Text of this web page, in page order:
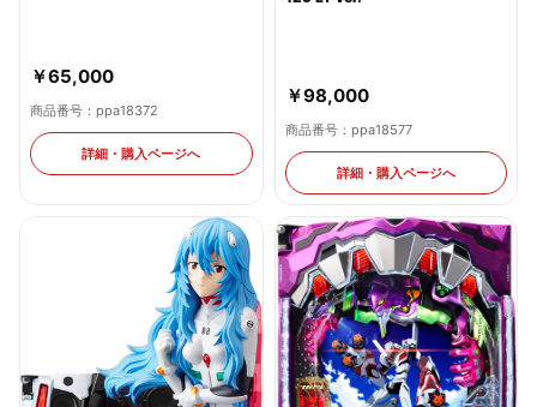
￥65,000
商品番号：ppa18372
詳細・購入ページへ
￥98,000
商品番号：ppa18577
詳細・購入ページへ